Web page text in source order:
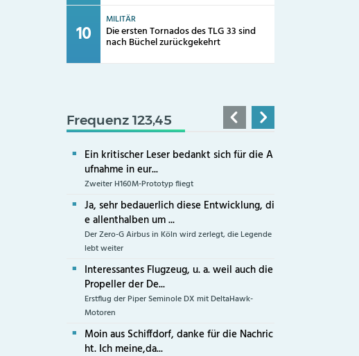
MILITÄR
Die ersten Tornados des TLG 33 sind
nach Büchel zurückgekehrt
Frequenz 123,45
Ein kritischer Leser bedankt sich für die A
ufnahme in eur...
Zweiter H160M-Prototyp fliegt
Ja, sehr bedauerlich diese Entwicklung, di
e allenthalben um ...
Der Zero-G Airbus in Köln wird zerlegt, die Legende
lebt weiter
Interessantes Flugzeug, u. a. weil auch die
Propeller der De...
Erstflug der Piper Seminole DX mit DeltaHawk-
Motoren
Moin aus Schiffdorf, danke für die Nachric
ht. Ich meine,da...